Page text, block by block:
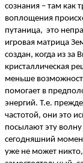
сознания – там как
воплощения
путаница, это
игровая матрица
создан, когда из за
кристаллическая
меньше
помогает в
энергий. Т.е.
частотой, они это
посылают эту
сегодняшний
уже не может